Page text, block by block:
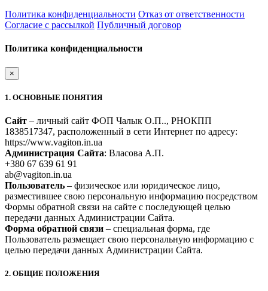
Политика конфиденциальности Отказ от ответственности
Согласие с рассылкой Публичный договор
Политика конфиденциальности
×
1. ОСНОВНЫЕ ПОНЯТИЯ
Сайт – личный сайт ФОП Чалык О.П.., РНОКПП
1838517347, расположенный в сети Интернет по адресу:
https://www.vagiton.in.ua
Администрация Сайта: Власова А.П.
+380 67 639 61 91
ab@vagiton.in.ua
Пользователь – физическое или юридическое лицо,
разместившее свою персональную информацию посредством
Формы обратной связи на сайте с последующей целью
передачи данных Администрации Сайта.
Форма обратной связи – специальная форма, где
Пользователь размещает свою персональную информацию с
целью передачи данных Администрации Сайта.
2. ОБЩИЕ ПОЛОЖЕНИЯ